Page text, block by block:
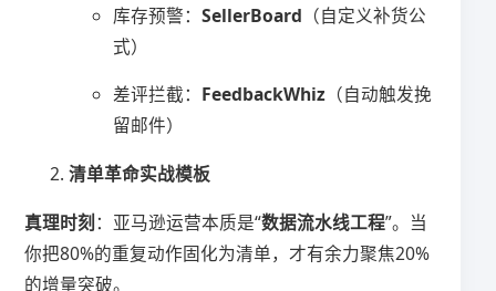
库存预警：​​SellerBoard​ ​（自定义补货公
式）
差评拦截：​ ​FeedbackWhiz​ ​（自动触发挽
留邮件）
​清单革命实战模板​
​真理时刻​ ​：亚马逊运营本质是“​​数据流水线工程​​”。当
你把80%的重复动作固化为清单，才有余力聚焦20%
的增量突破。